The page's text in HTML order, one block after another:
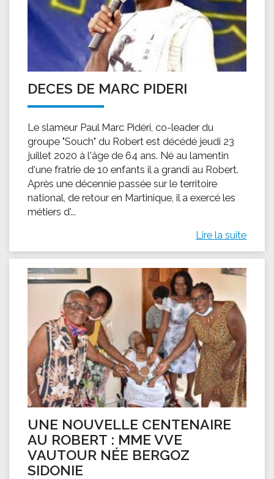
DECES DE MARC PIDERI
Le slameur Paul Marc Pidéri, co-leader du
groupe "Souch" du Robert est décédé jeudi 23
juillet 2020 à l'âge de 64 ans. Né au lamentin
d'une fratrie de 10 enfants il a grandi au Robert.
Après une décennie passée sur le territoire
national, de retour en Martinique, il a exercé les
métiers d'...
Lire la suite
UNE NOUVELLE CENTENAIRE
AU ROBERT : MME VVE
VAUTOUR NÉE BERGOZ
SIDONIE